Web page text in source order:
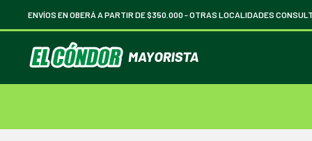
ENVÍOS EN OBERÁ A PARTIR DE $350.000 -OTRAS LOCALIDADES